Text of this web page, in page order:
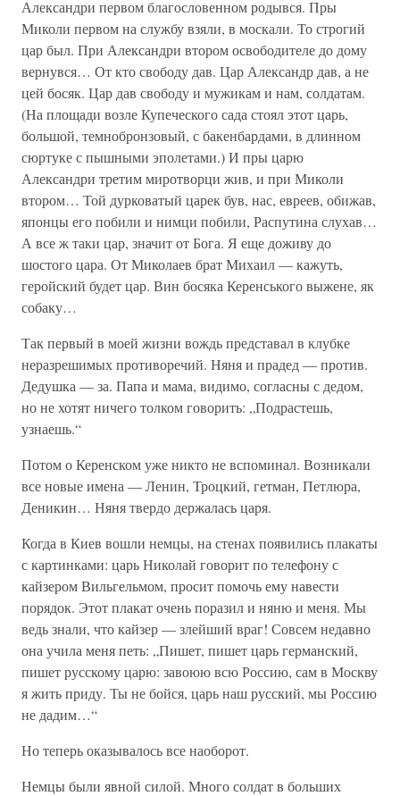
Александри первом благословенном родывся. Пры
Миколи первом на службу взяли, в москали. То строгий
цар был. При Александри втором освободителе до дому
вернувся… От кто свободу дав. Цар Александр дав, а не
цей босяк. Цар дав свободу и мужикам и нам, солдатам.
(На площади возле Купеческого сада стоял этот царь,
большой, темнобронзовый, с бакенбардами, в длинном
сюртуке с пышными эполетами.) И пры царю
Александри третим миротворци жив, и при Миколи
втором… Той дурковатый царек був, нас, евреев, обижав,
японцы его побили и нимци побили, Распутина слухав…
А все ж таки цар, значит от Бога. Я еще доживу до
шостого цара. От Миколаев брат Михаил — кажуть,
геройский будет цар. Вин босяка Керенського выжене, як
собаку…
Так первый в моей жизни вождь представал в клубке
неразрешимых противоречий. Няня и прадед — против.
Дедушка — за. Папа и мама, видимо, согласны с дедом,
но не хотят ничего толком говорить: „Подрастешь,
узнаешь.“
Потом о Керенском уже никто не вспоминал. Возникали
все новые имена — Ленин, Троцкий, гетман, Петлюра,
Деникин… Няня твердо держалась царя.
Когда в Киев вошли немцы, на стенах появились плакаты
с картинками: царь Николай говорит по телефону с
кайзером Вильгельмом, просит помочь ему навести
порядок. Этот плакат очень поразил и няню и меня. Мы
ведь знали, что кайзер — злейший враг! Совсем недавно
она учила меня петь: „Пишет, пишет царь германский,
пишет русскому царю: завоюю всю Россию, сам в Москву
я жить приду. Ты не бойся, царь наш русский, мы Россию
не дадим…“
Но теперь оказывалось все наоборот.
Немцы были явной силой. Много солдат в больших